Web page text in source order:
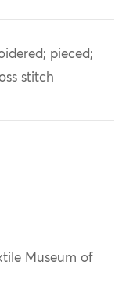
pieced;
stitch
Museum of